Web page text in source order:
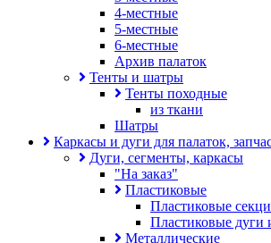
4-местные
5-местные
6-местные
Архив палаток
Тенты и шатры
Тенты походные
из ткани
Шатры
Каркасы и дуги для палаток,
Дуги, сегменты, каркасы
"На заказ"
Пластиковые
Пластиковые
Пластиковые дуги
Металлические